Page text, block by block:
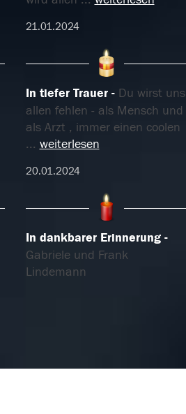
21.01.2024
In tiefer Trauer
Du wirst uns
allen fehlen - als Mensch und
als Arzt , immer einen coolen
... weiterlesen
20.01.2024
In dankbarer Erinnerung
Gabriele und Frank
Lindemann
20.01.2024